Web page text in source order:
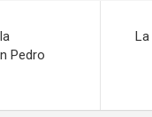
Pedro